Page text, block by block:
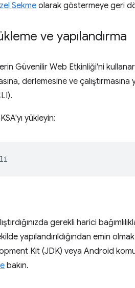
Sekmeolarak göstermeye geri
ve yapılandırma
Güvenilir Web Etkinliği'ni
derlemesine ve
yükleyin:
gerekli harici
yapılandırıldığından emin
Kit (JDK) veya Android
bakın.